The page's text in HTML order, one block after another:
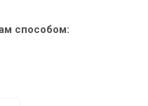
способом: